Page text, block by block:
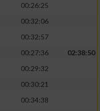
00:26:25
00:32:06
00:32:57
00:27:36
02:38:50
00:29:32
00:30:21
00:34:38